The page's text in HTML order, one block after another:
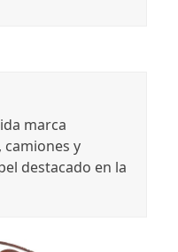
marca
camiones y
destacado en la